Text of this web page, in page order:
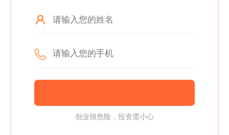
创业很危险，投资需小心